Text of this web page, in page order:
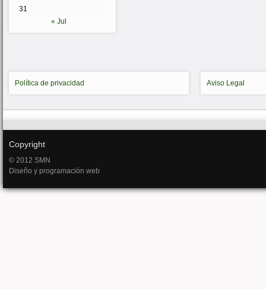
31
« Jul
Política de privacidad Aviso Legal
Copyright
© 2012 SMN
Diseño y programación web